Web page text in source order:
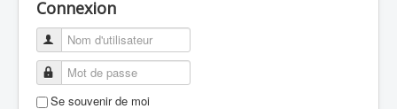
ESCALADE
ALPINISME
SKI DE RANDONNÉE
Connexion
Se souvenir de moi